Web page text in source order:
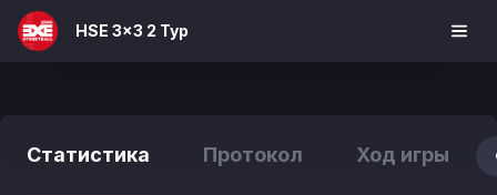
HSE 3x3 2 Тур
Статистика Протокол Ход игры